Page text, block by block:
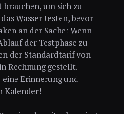
brauchen, um sich zu
Wasser testen, bevor
an der Sache: Wenn
der Testphase zu
der Standardtarif von
Rechnung gestellt.
eine Erinnerung und
Kalender!